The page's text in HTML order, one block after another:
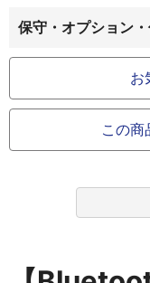
保守・オプション
お
この商